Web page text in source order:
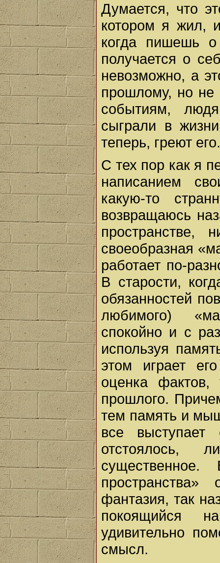
Думается, что
котором я жил,
когда пишешь
получается о
невозможно, а
прошлому, но не
событиям,
сыграли в
теперь, греют его.
С тех пор как я
написанием
какую-то
возвращаюсь
пространстве,
своеобразная
работает по-
В старости,
обязанностей
любимого)
спокойно и с
используя
этом играет
оценка фактов,
прошлого.
тем память и
все
отстоялось,
фантазия, так
покоящийся
удивительно
смысл.